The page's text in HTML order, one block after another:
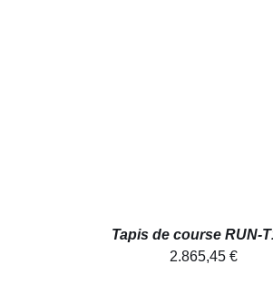
Tapis de course RUN-
2.865,45 €